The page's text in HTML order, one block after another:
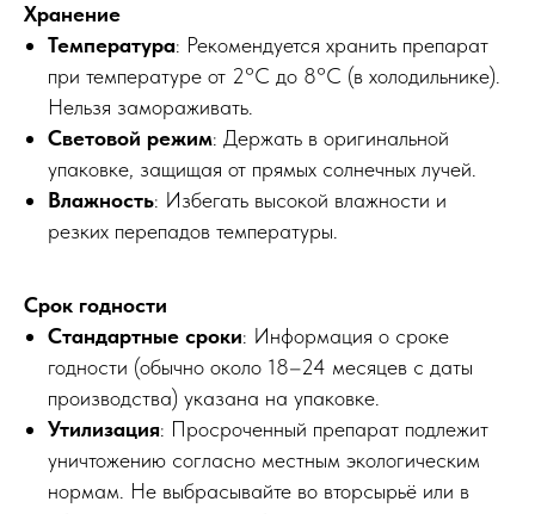
Хранение
Температура: Рекомендуется хранить препарат
при температуре от 2°C до 8°C (в холодильнике).
Нельзя замораживать.
Световой режим: Держать в оригинальной
упаковке, защищая от прямых солнечных лучей.
Влажность: Избегать высокой влажности и
резких перепадов температуры.
Срок годности
Стандартные сроки: Информация о сроке
годности (обычно около 18–24 месяцев с даты
производства) указана на упаковке.
Утилизация: Просроченный препарат подлежит
уничтожению согласно местным экологическим
нормам. Не выбрасывайте во вторсырьё или в